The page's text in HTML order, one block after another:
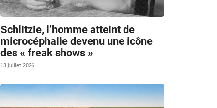
Schlitzie, l’homme atteint de
microcéphalie devenu une icône
des « freak shows »
13 juillet 2026